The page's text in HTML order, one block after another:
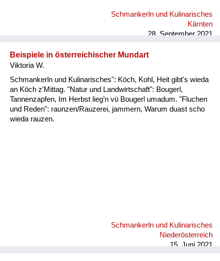
Schmankerln und Kulinarisches
Kärnten
28. September 2021
Beispiele in österreichischer Mundart
Viktoria W.
Schmankerln und Kulinarisches": Köch, Kohl, Heit gibt's wieda
an Köch z'Mittag. "Natur und Landwirtschaft": Bougerl,
Tannenzapfen, Im Herbst lieg’n vü Bougerl umadum. "Fluchen
und Reden": raunzen/Rauzerei, jammern, Warum duast scho
wieda rauzen.
Schmankerln und Kulinarisches
Niederösterreich
15. Juni 2021